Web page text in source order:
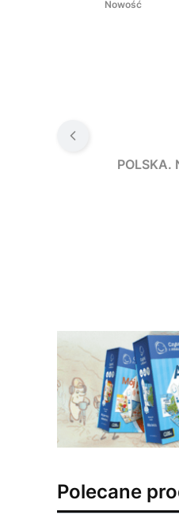
Nowość
POLSKA.
Polecane